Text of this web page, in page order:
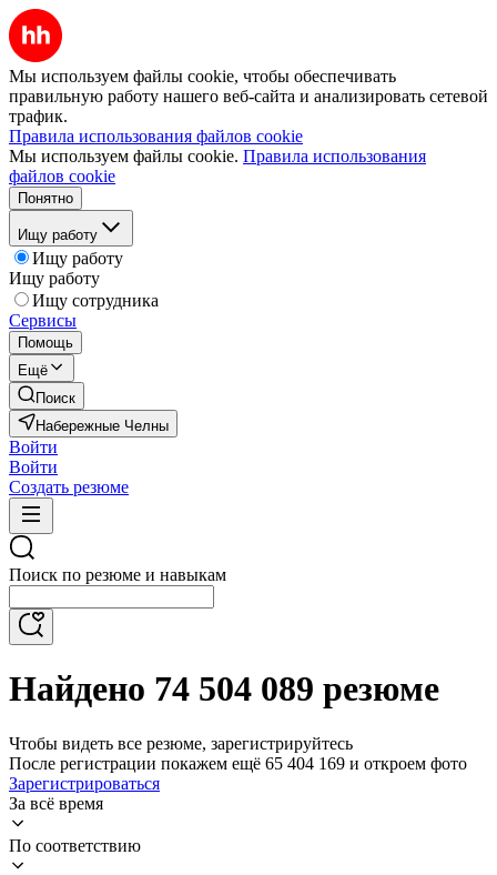
Мы используем файлы cookie, чтобы обеспечивать
правильную работу нашего веб-сайта и анализировать сетевой
трафик.
Правила использования файлов cookie
Мы используем файлы cookie. Правила использования
файлов cookie
Понятно
Ищу работу
Ищу работу
Ищу работу
Ищу сотрудника
Сервисы
Помощь
Ещё
Поиск
Набережные Челны
Войти
Войти
Создать резюме
Поиск по резюме и навыкам
Найдено 74 504 089 резюме
Чтобы видеть все резюме, зарегистрируйтесь
После регистрации покажем ещё 65 404 169 и откроем фото
Зарегистрироваться
За всё время
По соответствию